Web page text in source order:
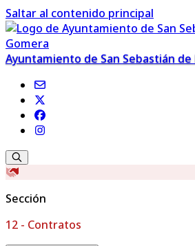
Saltar al contenido principal
Ayuntamiento de San Sebastián de
Sección
12 - Contratos